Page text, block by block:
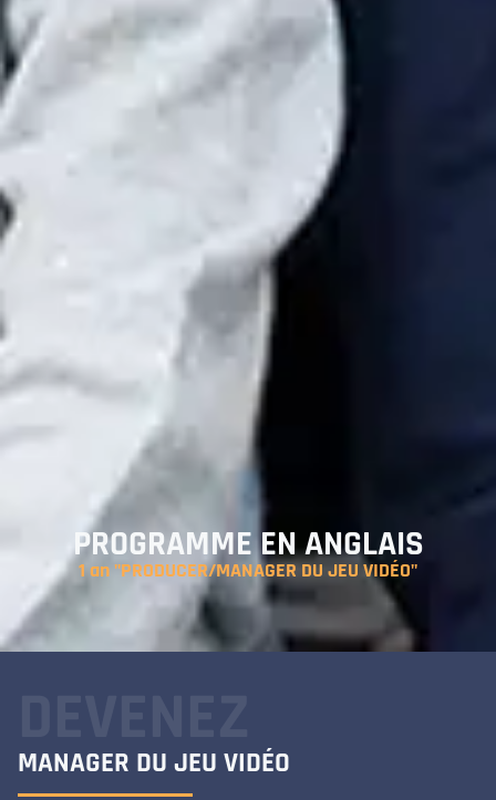
PROGRAMME EN ANGLAIS
1 an "PRODUCER/MANAGER DU JEU VIDÉO"
MANAGER DU JEU VIDÉO